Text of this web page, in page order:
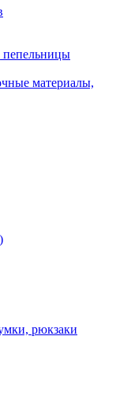
пепельницы
материалы,
рюкзаки